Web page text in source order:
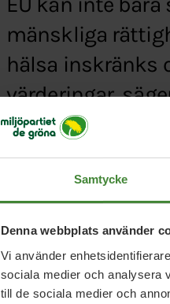
Samtycke
Denna webbplats använder
Vi använder
sociala medier och analysera
till de sociala medier och
mänskliga
hälsa inskränks
värderingar,
Typ:Pressmeddelande
djupt-oroat-over-